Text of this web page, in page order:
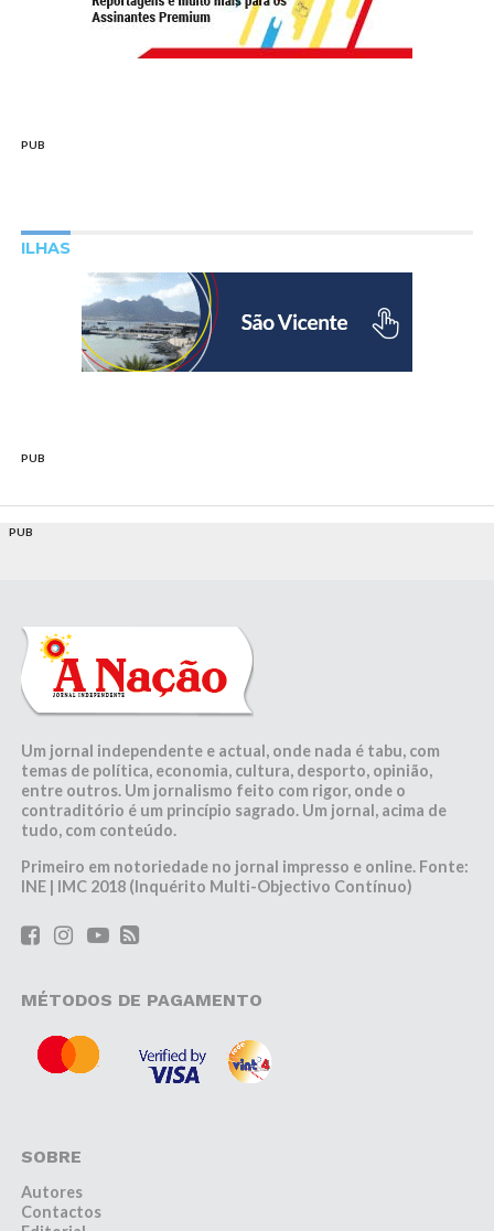
PUB
ILHAS
PUB
PUB
Um jornal independente e actual, onde nada é tabu, com
temas de política, economia, cultura, desporto, opinião,
entre outros. Um jornalismo feito com rigor, onde o
contraditório é um princípio sagrado. Um jornal, acima de
tudo, com conteúdo.
Primeiro em notoriedade no jornal impresso e online. Fonte:
INE | IMC 2018 (Inquérito Multi-Objectivo Contínuo)
MÉTODOS DE PAGAMENTO
SOBRE
Autores
Contactos